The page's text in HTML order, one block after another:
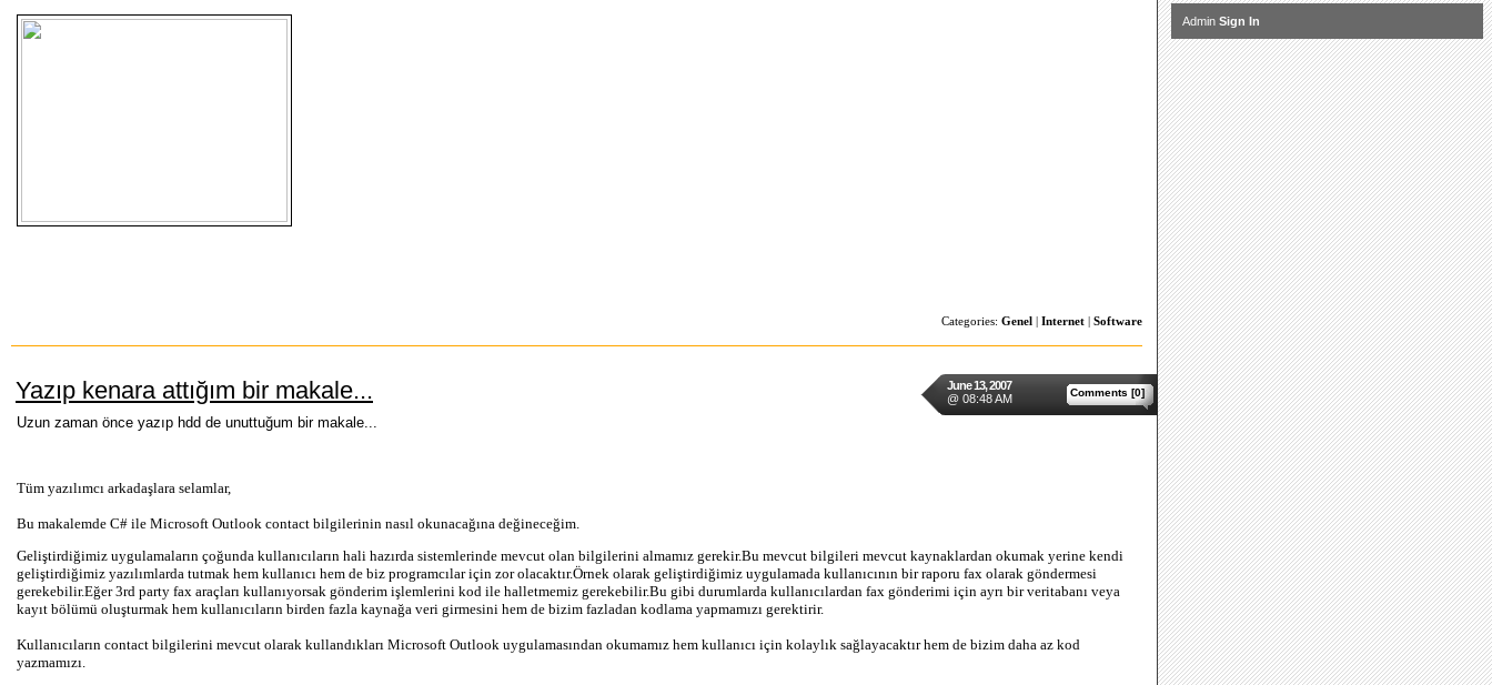
Categories: Genel | Internet | Software
June 13, 2007
@ 08:48 AM
Comments [0]
Yazıp kenara attığım bir makale...
Uzun zaman önce yazıp hdd de unuttuğum bir makale...
Tüm yazılımcı arkadaşlara selamlar,
Bu makalemde C# ile Microsoft Outlook contact bilgilerinin nasıl okunacağına değineceğim.
Geliştirdiğimiz uygulamaların çoğunda kullanıcıların hali hazırda sistemlerinde mevcut olan bilgilerini almamız gerekir.Bu mevcut bilgileri mevcut kaynaklardan okumak yerine kendi
geliştirdiğimiz yazılımlarda tutmak hem kullanıcı hem de biz programcılar için zor olacaktır.Örnek olarak geliştirdiğimiz uygulamada kullanıcının bir raporu fax olarak göndermesi
gerekebilir.Eğer 3rd party fax araçları kullanıyorsak gönderim işlemlerini kod ile halletmemiz gerekebilir.Bu gibi durumlarda kullanıcılardan fax gönderimi için ayrı bir veritabanı veya
kayıt bölümü oluşturmak hem kullanıcıların birden fazla kaynağa veri girmesini hem de bizim fazladan kodlama yapmamızı gerektirir.
Kullanıcıların contact bilgilerini mevcut olarak kullandıkları Microsoft Outlook uygulamasından okumamız hem kullanıcı için kolaylık sağlayacaktır hem de bizim daha az kod
yazmamızı.
Admin Sign In